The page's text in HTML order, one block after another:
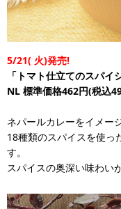
5/21( 火)発売!
「トマト仕立てのスパイ
NL 標準価格462円(税込
ネパールカレーをイメー
18種類のスパイスを使っ
す。
スパイスの奥深い味わい